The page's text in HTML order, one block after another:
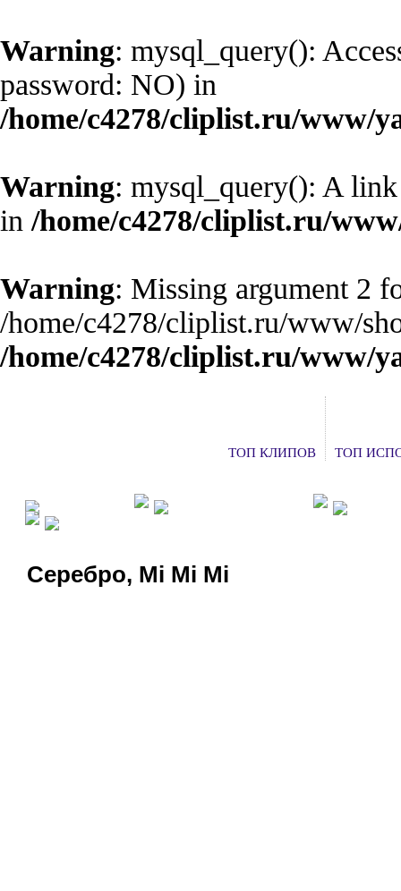
Warning: mysql_query():
password: NO) in
/home/c4278/cliplist.ru/www/
Warning: mysql_query(): A
in /home/c4278/cliplist.ru/
Warning: Missing argument 2
/home/c4278/cliplist.ru/www/
/home/c4278/cliplist.ru/www/
ТОП КЛИПОВ ТОП
Серебро, Mi Mi Mi